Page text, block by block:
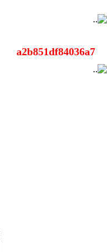
a2b851df84036a7